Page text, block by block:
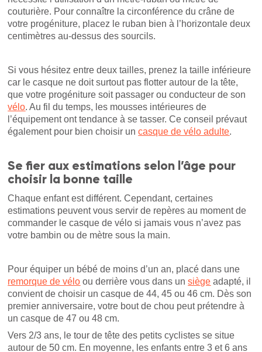
couturière. Pour connaître la circonférence du crâne de
votre progéniture, placez le ruban bien à l’horizontale deux
centimètres au-dessus des sourcils.
Si vous hésitez entre deux tailles, prenez la taille inférieure
car le casque ne doit surtout pas flotter autour de la tête,
que votre progéniture soit passager ou conducteur de son
vélo. Au fil du temps, les mousses intérieures de
l’équipement ont tendance à se tasser. Ce conseil prévaut
également pour bien choisir uncasque de vélo adulte.
Se fier aux estimations selon l’âge pour
choisir la bonne taille
Chaque enfant est différent. Cependant, certaines
estimations peuvent vous servir de repères au moment de
commander le casque de vélo si jamais vous n’avez pas
votre bambin ou de mètre sous la main.
Pour équiper un bébé de moins d’un an, placé dans une
remorque de vélo ou derrière vous dans unsiège adapté, il
convient de choisir un casque de 44, 45 ou 46 cm. Dès son
premier anniversaire, votre bout de chou peut prétendre à
un casque de 47 ou 48 cm.
Vers 2/3 ans, le tour de tête des petits cyclistes se situe
autour de 50 cm. En moyenne, les enfants entre 3 et 6 ans